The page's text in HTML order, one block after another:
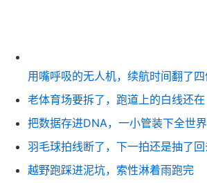
用嘴呼吸的无人机，续航时间翻了四
老体育场要拆了，跑道上的白线还在
把数据存进DNA，一小管装下全世界
羽毛球拍线断了，下一拍还是抽了
越野跑踩进泥坑，索性淋着雨跑完